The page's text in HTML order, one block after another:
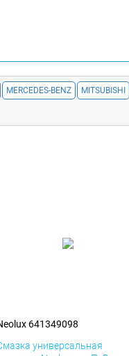
MERCEDES-BENZ MITSUBISHI
641349098
универсальная